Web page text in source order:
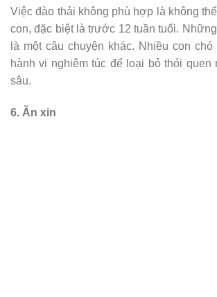
Việc đào thải không phù hợp là không
con, đặc biệt là trước 12 tuần tuổi.
là một câu chuyện khác. Nhiều con
hành vi nghiêm túc để loại bỏ thói quen
sâu.
6. Ăn xin